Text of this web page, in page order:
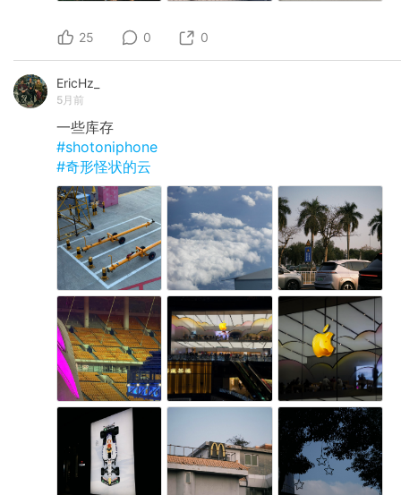
25 0 0
EricHz_
5月前
一些库存
#shotoniphone
#奇形怪状的云